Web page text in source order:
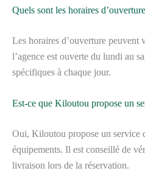
Quels sont les horaires
Les horaires d’ouverture peuvent
l’agence est ouverte du lundi au
spécifiques à chaque jour.
Est-ce que Kiloutou propose un
Oui, Kiloutou propose un service
équipements. Il est conseillé de
livraison lors de la réservation.